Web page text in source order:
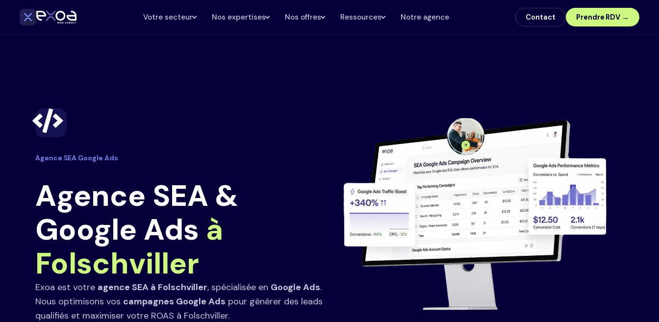
Votre secteur Nos expertises Nos offres Ressources Notre agence Contact Prendre RDV →
Agence SEA Google Ads
Agence SEA &
Google Ads à
Folschviller
Exoa est votre agence SEA à Folschviller, spécialisée en Google Ads.
Nous optimisons vos campagnes Google Ads pour générer des leads
qualifiés et maximiser votre ROAS à Folschviller.